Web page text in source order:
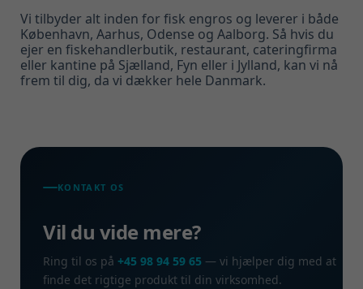
Vi tilbyder alt inden for fisk engros og leverer i både
København, Aarhus, Odense og Aalborg. Så hvis du
ejer en fiskehandlerbutik, restaurant, cateringfirma
eller kantine på Sjælland, Fyn eller i Jylland, kan vi nå
frem til dig, da vi dækker hele Danmark.
KONTAKT OS
Vil du vide mere?
Ring til os på +45 98 94 59 65 — vi hjælper dig med at
finde det rigtige produkt til din virksomhed.